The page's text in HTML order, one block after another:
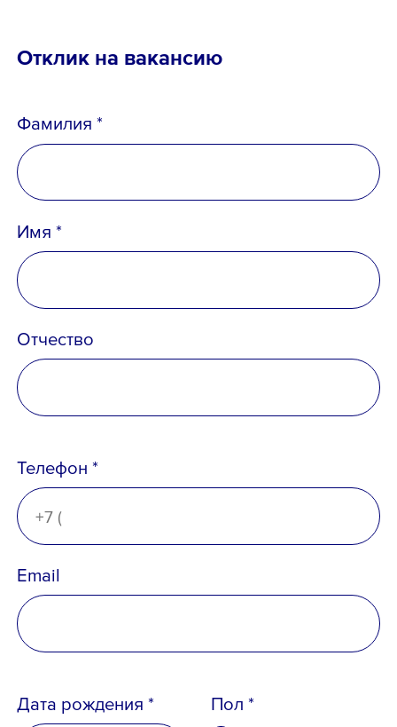
Ознакомлен сПолитикой
конфиденциальности
Порядком формирования кадрового
персональных данных
Отклик на вакансию
Фамилия *
Имя *
Отчество
Телефон *
Email
Дата рождения *
Пол *